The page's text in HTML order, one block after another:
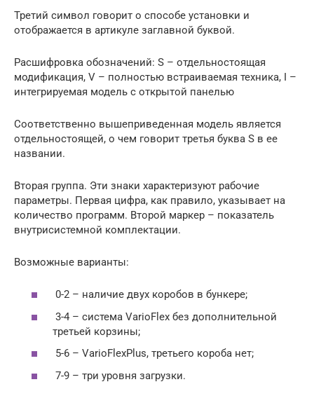
Третий символ говорит о способе установки и
отображается в артикуле заглавной буквой.
Расшифровка обозначений: S – отдельностоящая
модификация, V – полностью встраиваемая техника, I –
интегрируемая модель с открытой панелью
Соответственно вышеприведенная модель является
отдельностоящей, о чем говорит третья буква S в ее
названии.
Вторая группа. Эти знаки характеризуют рабочие
параметры. Первая цифра, как правило, указывает на
количество программ. Второй маркер – показатель
внутрисистемной комплектации.
Возможные варианты:
0-2 – наличие двух коробов в бункере;
3-4 – система VarioFlex без дополнительной
третьей корзины;
5-6 – VarioFlexPlus, третьего короба нет;
7-9 – три уровня загрузки.